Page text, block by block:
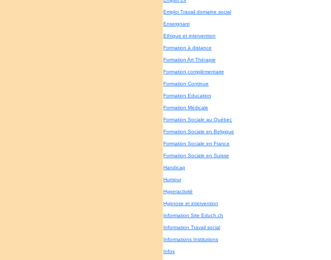
Emploi Travail domaine social
Enseignant
Ethique et intervention
Formation à distance
Formation Art Thérapie
Formation complémentaire
Formation Continue
Formation Education
Formation Médicale
Formation Sociale au Québec
Formation Sociale en Belgique
Formation Sociale en France
Formation Sociale en Suisse
Handicap
Humour
Hyperactivité
Hypnose et intervention
Information Site Educh.ch
Information Travail social
Informations Institutions
Infos